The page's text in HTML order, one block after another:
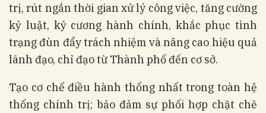
trị, rút ngắn thời gian xử lý công việc, tăng cường
kỷ luật, kỷ cương hành chính, khắc phục tình
trạng đùn đẩy trách nhiệm và nâng cao hiệu quả
lãnh đạo, chỉ đạo từ Thành phố đến cơ sở.
Tạo cơ chế điều hành thống nhất trong toàn hệ
thống chính trị; bảo đảm sự phối hợp chặt chẽ